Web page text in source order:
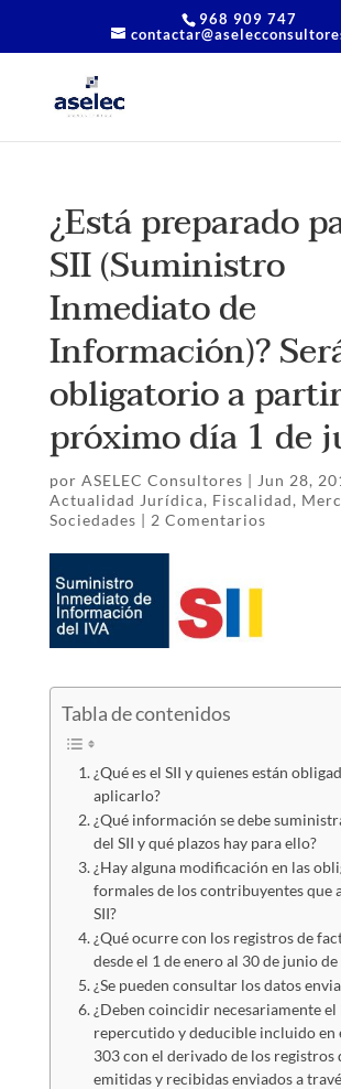
968 909 747
¿Está preparado
SII (Suministro
Inmediato de
Información)?
obligatorio a
próximo día 1 de
por ASELEC Consultores | Jun 28,
Actualidad Jurídica, Fiscalidad,
Sociedades | 2 Comentarios
Tabla de contenidos
¿Qué es el SII y quienes están
aplicarlo?
¿Qué información se debe
del SII y qué plazos hay para ello?
¿Hay alguna modificación en las
formales de los contribuyentes que
SII?
¿Qué ocurre con los registros de
desde el 1 de enero al 30 de junio de
¿Se pueden consultar los datos
¿Deben coincidir necesariamente el
repercutido y deducible incluido en
303 con el derivado de los registros
emitidas y recibidas enviados a